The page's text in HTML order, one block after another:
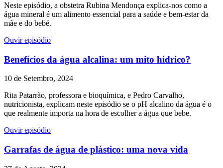
Neste episódio, a obstetra Rubina Mendonça explica-nos como a
água mineral é um alimento essencial para a saúde e bem-estar da
mãe e do bebé.
Ouvir episódio
Benefícios da água alcalina: um mito hídrico?
10 de Setembro, 2024
Rita Patarrão, professora e bioquímica, e Pedro Carvalho,
nutricionista, explicam neste episódio se o pH alcalino da água é o
que realmente importa na hora de escolher a água que bebe.
Ouvir episódio
Garrafas de água de plástico: uma nova vida